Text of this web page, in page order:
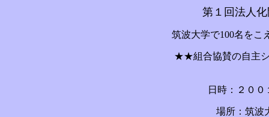
第１回法人
筑波大学で100名をこ
★★組合協賛の自主
日時：２０
場所：筑波